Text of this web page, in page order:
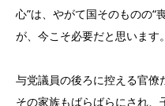
心”は、やがて国そのものの
が、今こそ必要だと思います。
与党議員の後ろに控える官僚
その家族もばらばらにされ